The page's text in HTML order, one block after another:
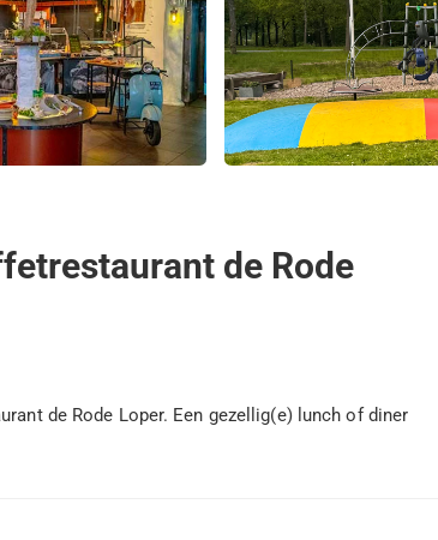
de Rode
de Rode Loper. Een gezellig(e) lunch of diner